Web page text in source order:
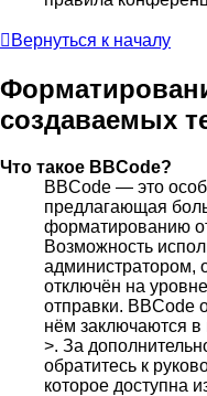
Вернуться к началу
создаваемых
Что такое BBCode?
BBCode — это
предлагающая
форматированию
Возможность
администратором,
отключён на
отправки. BBCode
нём заключаются в
>. За
обратитесь к
которое доступна